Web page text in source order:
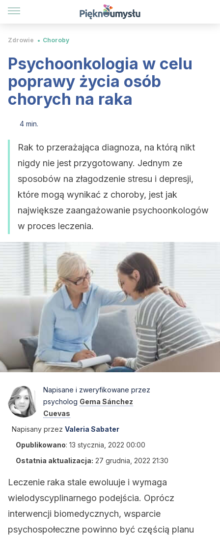
Zdrowie Choroby
Psychoonkologia w celu
poprawy życia osób
chorych na raka
4 min.
Rak to przerażająca diagnoza, na którą nikt
nigdy nie jest przygotowany. Jednym ze
sposobów na złagodzenie stresu i depresji,
które mogą wynikać z choroby, jest jak
największe zaangażowanie psychoonkologów
w proces leczenia.
Napisane i zweryfikowane przez
psycholog Gema Sánchez
Cuevas
Napisany przez Valeria Sabater
Opublikowano: 13 stycznia, 2022 00:00
Ostatnia aktualizacja: 27 grudnia, 2022 21:30
Leczenie raka stale ewoluuje i wymaga
wielodyscyplinarnego podejścia. Oprócz
interwencji biomedycznych, wsparcie
psychospołeczne powinno być częścią planu